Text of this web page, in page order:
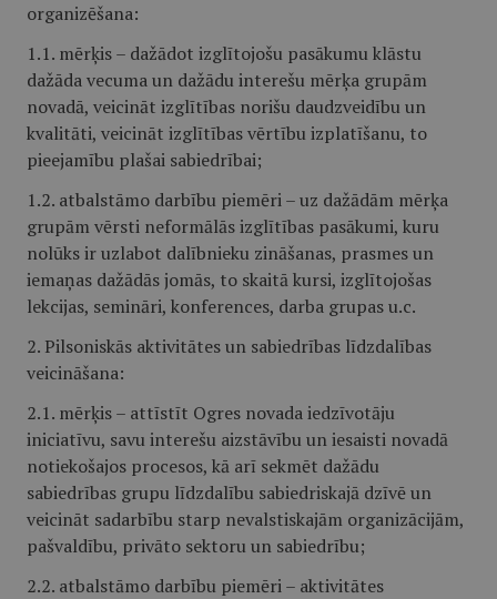
organizēšana:
1.1. mērķis – dažādot izglītojošu pasākumu klāstu
dažāda vecuma un dažādu interešu mērķa grupām
novadā, veicināt izglītības norišu daudzveidību un
kvalitāti, veicināt izglītības vērtību izplatīšanu, to
pieejamību plašai sabiedrībai;
1.2. atbalstāmo darbību piemēri – uz dažādām mērķa
grupām vērsti neformālās izglītības pasākumi, kuru
nolūks ir uzlabot dalībnieku zināšanas, prasmes un
iemaņas dažādās jomās, to skaitā kursi, izglītojošas
lekcijas, semināri, konferences, darba grupas u.c.
2. Pilsoniskās aktivitātes un sabiedrības līdzdalības
veicināšana:
2.1. mērķis – attīstīt Ogres novada iedzīvotāju
iniciatīvu, savu interešu aizstāvību un iesaisti novadā
notiekošajos procesos, kā arī sekmēt dažādu
sabiedrības grupu līdzdalību sabiedriskajā dzīvē un
veicināt sadarbību starp nevalstiskajām organizācijām,
pašvaldību, privāto sektoru un sabiedrību;
2.2. atbalstāmo darbību piemēri – aktivitātes